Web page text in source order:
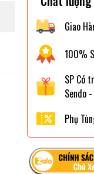
Giao
100%
SP Có
Sendo
Phụ